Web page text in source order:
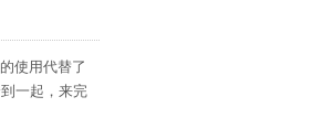
使用代替了
一起，来完